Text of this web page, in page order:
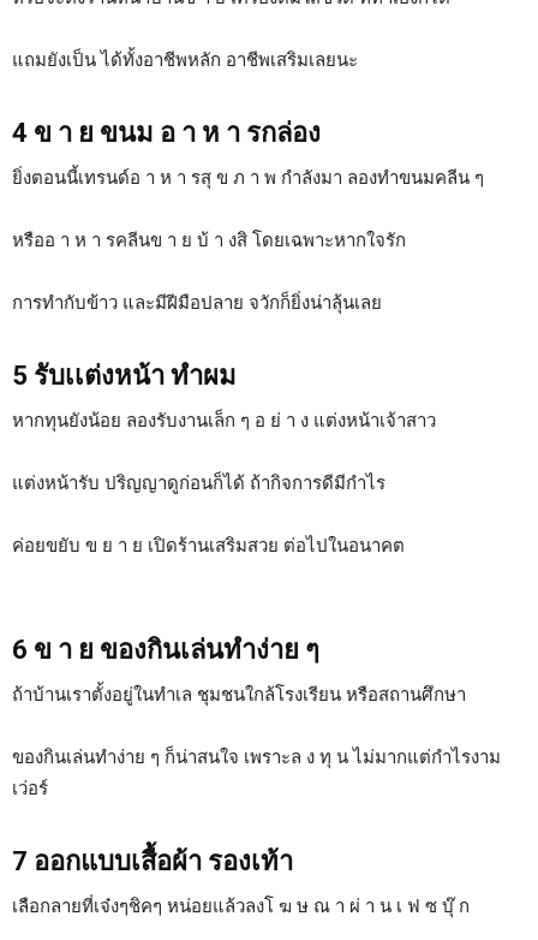
แถมยังเป็น ได้ทั้งอาชีพหลัก อาชีพเสริมเลยนะ
4 ข า ย ขนม อ า ห า รกล่อง
ยิ่งตอนนี้เทรนด์อ า ห า รสุ ข ภ า พ กำลังมา ลองทำขนมคลีน ๆ
หรืออ า ห า รคลีนข า ย บ้ า งสิ โดยเฉพาะหากใจรัก
การทำกับข้าว และมีฝีมือปลาย จวักก็ยิ่งน่าลุ้นเลย
5 รับเเต่งหน้า ทำผม
หากทุนยังน้อย ลองรับงานเล็ก ๆ อ ย่ า ง แต่งหน้าเจ้าสาว
แต่งหน้ารับ ปริญญาดูก่อนก็ได้ ถ้ากิจการดีมีกำไร
ค่อยขยับ ข ย า ย เปิดร้านเสริมสวย ต่อไปในอนาคต
6 ข า ย ของกินเล่นทำง่าย ๆ
ถ้าบ้านเราตั้งอยู่ในทำเล ชุมชนใกล้โรงเรียน หรือสถานศึกษา
ของกินเล่นทำง่าย ๆ ก็น่าสนใจ เพราะล ง ทุ น ไม่มากแต่กำไรงาม
เว่อร์
7 ออกแบบเสื้อผ้า รองเท้า
เลือกลายที่เจ๋งๆชิคๆ หน่อยแล้วลงโ ฆ ษ ณ า ผ่ า น เ ฟ ซ บุ๊ ก